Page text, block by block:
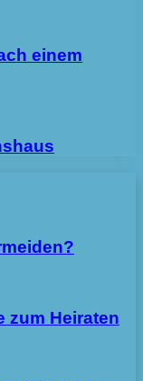
einem
zum Heiraten